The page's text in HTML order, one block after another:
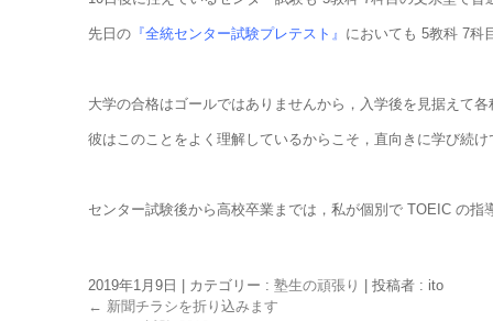
先日の『全統センター試験プレテスト』 においても 5教科 7科
大学の合格はゴールではありませんから，入学後を見据えて
彼はこのことをよく理解しているからこそ，直向きに学び続け
センター試験後から高校卒業までは，私が個別で TOEIC の指
2019年1月9日 カテゴリー : 塾生の頑張り
投稿者 : ito
← 新聞チラシを折り込みます